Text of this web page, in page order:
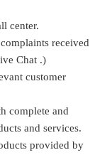
center.
received
Chat .)
customer
complete and
and services.
provided by